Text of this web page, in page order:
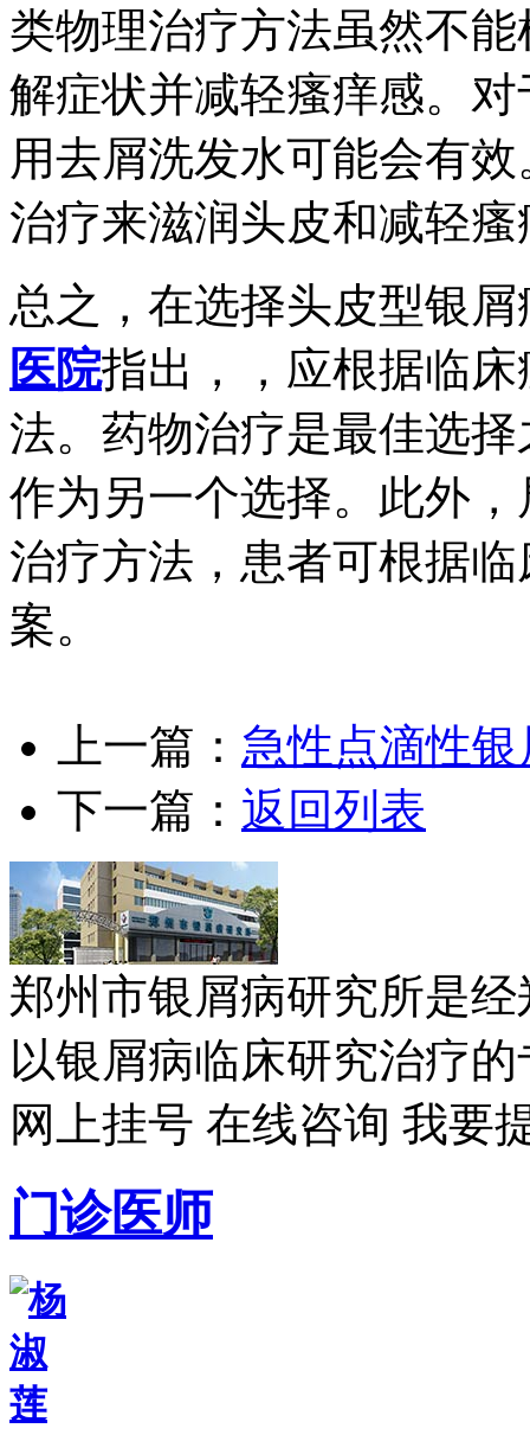
类物理治疗方法虽然不
解症状并减轻瘙痒感。
用去屑洗发水可能会有
治疗来滋润头皮和减轻
总之，在选择头皮型银
医院指出，，应根据临
法。药物治疗是最佳选
作为另一个选择。此外
治疗方法，患者可根据
案。
上一篇： 急性点滴性
下一篇： 返回列表
郑州市银屑病研究所是
以银屑病临床研究治疗
网上挂号 在线咨询 我要
门诊医师